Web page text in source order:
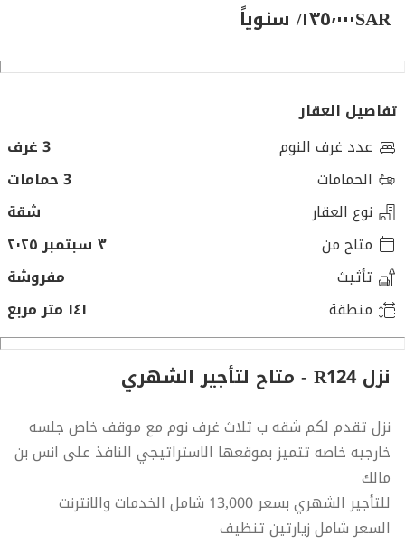
SAR١٣٥٬٠٠٠/ سنوياً
تفاصيل العقار
عدد غرف النوم
3 غرف
الحمامات
3 حمامات
نوع العقار
شقة
متاح من
٣ سبتمبر ٢٠٢٥
تأثيث
مفروشة
منطقة
١٤١ متر مربع
نزل R124 - متاح لتأجير الشهري
نزل تقدم لكم شقه ب ثلاث غرف نوم مع موقف خاص جلسه
خارجيه خاصه تتميز بموقعها الاستراتيجي النافذ على انس بن
مالك
للتأجير الشهري بسعر 13,000 شامل الخدمات والانترنت
السعر شامل زيارتين تنظيف